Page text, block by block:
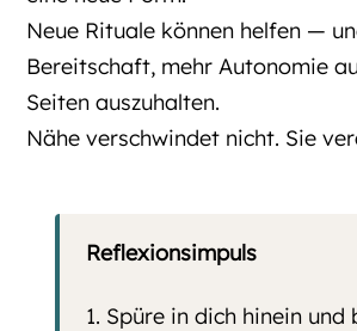
Neue Rituale können helfen —
Bereitschaft, mehr Autonomie
Seiten auszuhalten.
Nähe verschwindet nicht. Sie
Reflexionsimpuls
Spüre in dich hinein und